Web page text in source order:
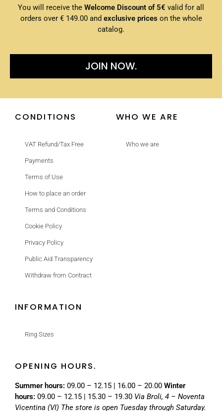
You will receive the Welcome Discount of 5€ valid for all
orders over € 149.00 and exclusive prices on the whole
catalog.
JOIN NOW.
CONDITIONS
VAT Refund/Tax Free
Payments
Terms of Use
How to place an order
Terms and Conditions
Cookie Policy
Privacy Policy
Public Aid Transparency
Withdraw from Contract
WHO WE ARE
Who we are
INFORMATION
Ring Sizes
OPENING HOURS.
Summer hours: 09.00 – 12.15 | 16.00 – 20.00 Winter
hours: 09.00 – 12.15 | 15.30 – 19.30 Via Broli, 4 – Noventa
Vicentina (VI) The store is open Tuesday through Saturday.